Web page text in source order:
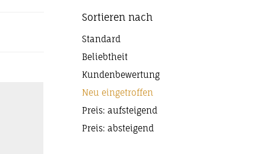
Sortieren nach
Standard
Beliebtheit
Kundenbewertung
Neu eingetroffen
Preis: aufsteigend
Preis: absteigend